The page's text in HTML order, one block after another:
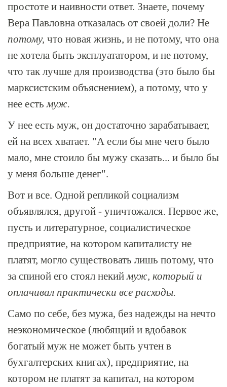
простоте и наивности ответ. Знаете, почему
Вера Павловна отказалась от своей доли? Не
потому, что новая жизнь, и не потому, что она
не хотела быть эксплуататором, и не потому,
что так лучше для производства (это было бы
марксистским объяснением), а потому, что у
нее естьмуж.
У нее есть муж, он достаточно зарабатывает,
ей на всех хватает. "А если бы мне чего было
мало, мне стоило бы мужу сказать... и было бы
у меня больше денег".
Вот и все. Одной репликой социализм
объявлялся, другой - уничтожался. Первое же,
пусть и литературное, социалистическое
предприятие, на котором капиталисту не
платят, могло существовать лишь потому, что
за спиной его стоял некиймуж, который и
оплачивал практически все расходы.
Само по себе, без мужа, без надежды на нечто
неэкономическое (любящий и вдобавок
богатый муж не может быть учтен в
бухгалтерских книгах), предприятие, на
котором не платят за капитал, на котором